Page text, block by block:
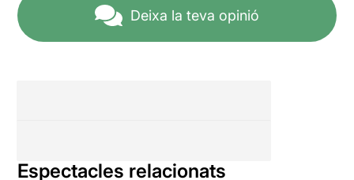
Deixa la teva opinió
Espectacles relacionats